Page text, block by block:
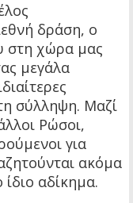
δράση, ο
στη χώρα μας
μεγάλα
σύλληψη. Μαζί
Ρώσοι,
για
ακόμα
αδίκημα.